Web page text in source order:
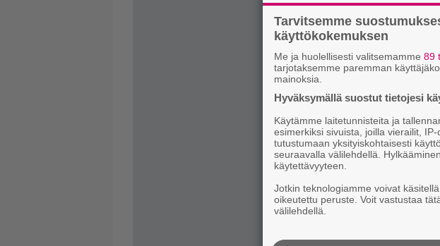
Tarvitsemme
käyttökokemuksen
Me ja huolellisesti valitsemamme 89
tarjotaksemme paremman
mainoksia.
Hyväksymällä suostut tietojesi
Käytämme laitetunnisteita ja
esimerkiksi sivuista, joilla vierailit,
tutustumaan yksityiskohtaisesti
seuraavalla välilehdellä.
käytettävyyteen.
Jotkin teknologiamme voivat
oikeutettu peruste. Voit vastustaa
välilehdellä.